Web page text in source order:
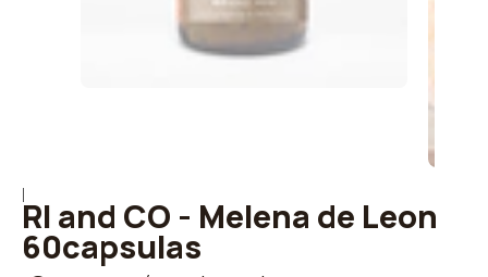
RI and CO - Melena de Leon
60capsulas